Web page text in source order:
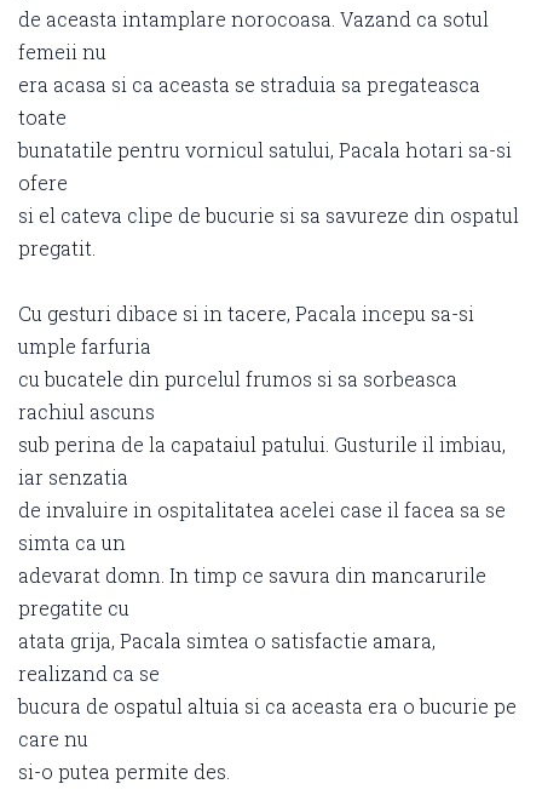
de aceasta intamplare norocoasa. Vazand ca sotul
femeii nu
era acasa si ca aceasta se straduia sa pregateasca
toate
bunatatile pentru vornicul satului, Pacala hotari sa-si
ofere
si el cateva clipe de bucurie si sa savureze din ospatul
pregatit.
Cu gesturi dibace si in tacere, Pacala incepu sa-si
umple farfuria
cu bucatele din purcelul frumos si sa sorbeasca
rachiul ascuns
sub perina de la capataiul patului. Gusturile il imbiau,
iar senzatia
de invaluire in ospitalitatea acelei case il facea sa se
simta ca un
adevarat domn. In timp ce savura din mancarurile
pregatite cu
atata grija, Pacala simtea o satisfactie amara,
realizand ca se
bucura de ospatul altuia si ca aceasta era o bucurie pe
care nu
si-o putea permite des.